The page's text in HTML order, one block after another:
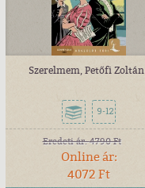
Szerelmem, Petőfi
9-12
Eredeti ár:4790 Ft
Online ár:
4072 Ft